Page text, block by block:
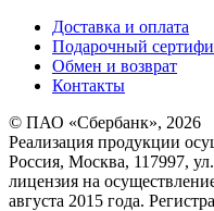
Доставка и оплата
Подарочный
Обмен и возврат
Контакты
© ПАО «Сбербанк», 2026
Реализация продукции
Россия, Москва, 117997,
лицензия на
августа 2015 года.